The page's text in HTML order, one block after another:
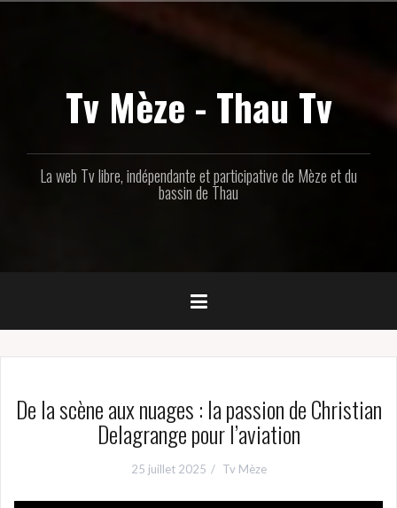
Tv Mèze - Thau Tv
La web Tv libre, indépendante et participative de Mèze et du
bassin de Thau
De la scène aux nuages : la passion de Christian
Delagrange pour l’aviation
25 juillet 2025 Tv Mèze